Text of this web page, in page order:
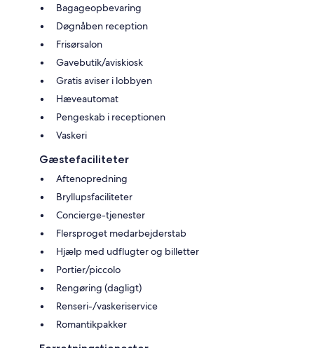
Bagageopbevaring
Døgnåben reception
Frisørsalon
Gavebutik/aviskiosk
Gratis aviser i lobbyen
Hæveautomat
Pengeskab i receptionen
Vaskeri
Gæstefaciliteter
Aftenopredning
Bryllupsfaciliteter
Concierge-tjenester
Flersproget medarbejderstab
Hjælp med udflugter og billetter
Portier/piccolo
Rengøring (dagligt)
Renseri-/vaskeriservice
Romantikpakker